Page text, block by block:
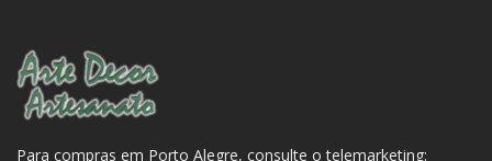
Para compras em Porto Alegre, consulte o telemarketing: